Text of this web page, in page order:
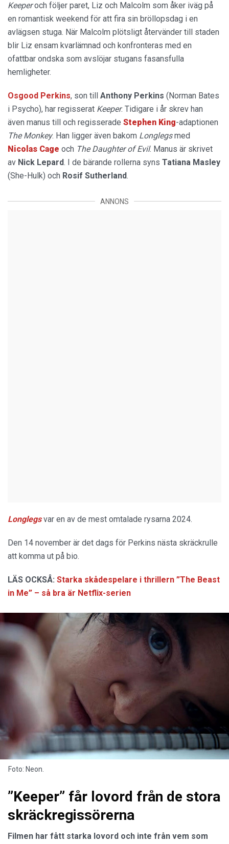
Keeperoch följer paret, Liz och Malcolm som åker iväg på
en romantisk weekend för att fira sin bröllopsdag i en
avlägsen stuga. När Malcolm plötsligt återvänder till staden
blir Liz ensam kvarlämnad och konfronteras med en
ofattbar ondska som avslöjar stugans fasansfulla
hemligheter.
Osgood Perkins, son till Anthony Perkins (Norman Bates
i Psycho), har regisserat Keeper. Tidigare i år skrev han
även manus till och regisserade Stephen King-adaptionen
The Monkey. Han ligger även bakom Longlegsmed
Nicolas Cage och The Daughter of Evil. Manus är skrivet
av Nick Lepard. I de bärande rollerna syns Tatiana Masley
(She-Hulk) och Rosif Sutherland.
ANNONS
Longlegs var en av de mest omtalade rysarna 2024.
Den 14 november är det dags för Perkins nästa skräckrulle
att komma ut på bio.
LÄS OCKSÅ: Starka skådespelare i thrillern ”The Beast
in Me” – så bra är Netflix-serien
Foto: Neon.
”Keeper” får lovord från de stora
skräckregissörerna
Filmen har fått starka lovord och inte från vem som